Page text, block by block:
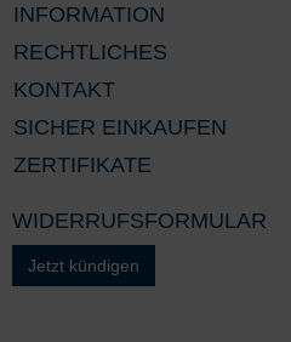
INFORMATION
RECHTLICHES
KONTAKT
SICHER EINKAUFEN
ZERTIFIKATE
WIDERRUFSFORMULAR
Jetzt kündigen